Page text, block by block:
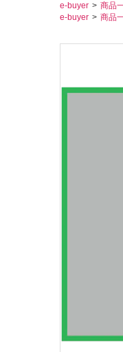
e-buyer
商品
e-buyer
商品